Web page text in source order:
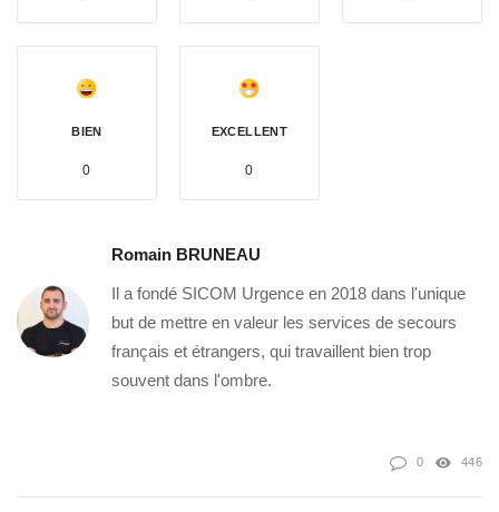
BIEN
0
EXCELLENT
0
Romain BRUNEAU
Il a fondé SICOM Urgence en 2018 dans l'unique
but de mettre en valeur les services de secours
français et étrangers, qui travaillent bien trop
souvent dans l'ombre.
0 446